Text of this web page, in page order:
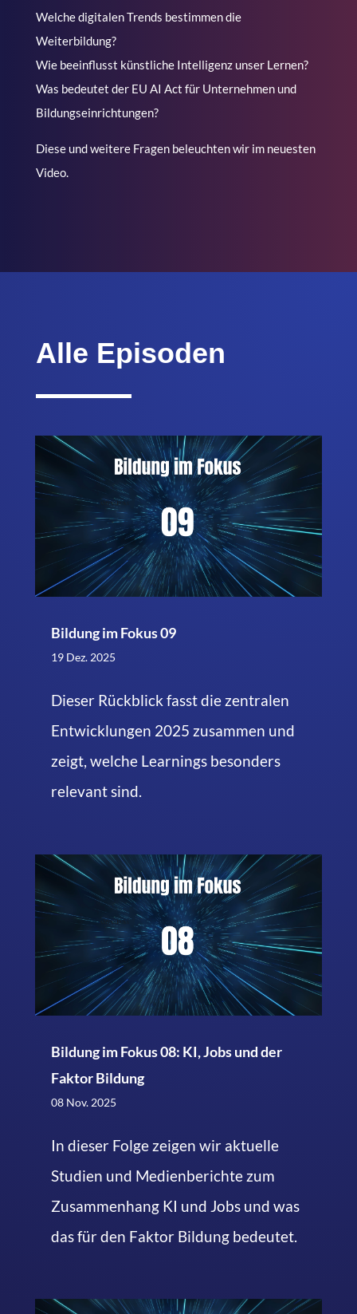
Welche digitalen Trends bestimmen die
Weiterbildung?
Wie beeinflusst künstliche Intelligenz unser Lernen?
Was bedeutet der EU AI Act für Unternehmen und
Bildungseinrichtungen?
Diese und weitere Fragen beleuchten wir im neuesten
Video.
Alle Episoden
Bildung im Fokus 09
19 Dez. 2025
Dieser Rückblick fasst die zentralen
Entwicklungen 2025 zusammen und
zeigt, welche Learnings besonders
relevant sind.
Bildung im Fokus 08: KI, Jobs und der
Faktor Bildung
08 Nov. 2025
In dieser Folge zeigen wir aktuelle
Studien und Medienberichte zum
Zusammenhang KI und Jobs und was
das für den Faktor Bildung bedeutet.